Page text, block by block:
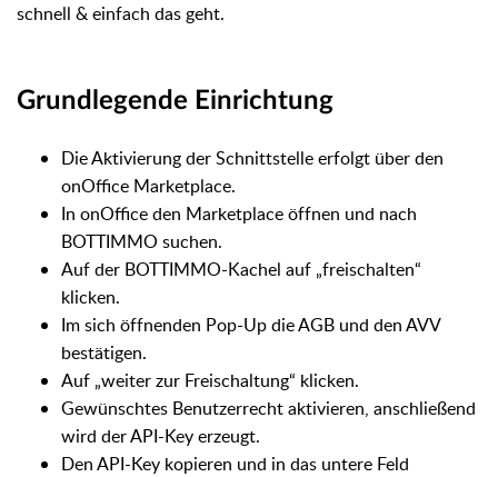
schnell & einfach das geht.
Grundlegende Einrichtung
Die Aktivierung der Schnittstelle erfolgt über den
onOffice Marketplace.
In onOffice den Marketplace öffnen und nach
BOTTIMMO suchen.
Auf der BOTTIMMO-Kachel auf „freischalten“
klicken.
Im sich öffnenden Pop-Up die AGB und den AVV
bestätigen.
Auf „weiter zur Freischaltung“ klicken.
Gewünschtes Benutzerrecht aktivieren, anschließend
wird der API-Key erzeugt.
Den API-Key kopieren und in das untere Feld